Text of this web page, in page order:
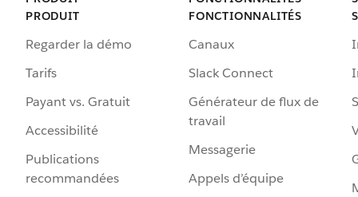
PRODUIT
Regarder la démo
Tarifs
Payant vs. Gratuit
Accessibilité
Publications
recommandées
FONCTIONNALITÉS
Canaux
Slack Connect
Générateur de flux de
travail
Messagerie
Appels d’équipe